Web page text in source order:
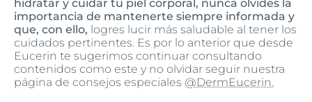
hidratar y cuidar tu piel corporal, nunca olvides la
importancia de mantenerte siempre informada y
que, con ello, logres lucir más saludable al tener los
cuidados pertinentes. Es por lo anterior que desde
Eucerin te sugerimos continuar consultando
contenidos como este y no olvidar seguir nuestra
página de consejos especiales @DermEucerin.